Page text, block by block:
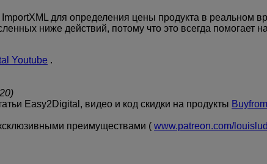
для определения цены продукта в реальном
ниже действий, потому что это всегда помогает
Youtube .
Easy2Digital, видео и код скидки на продукты
преимуществами ( www.patreon.com/